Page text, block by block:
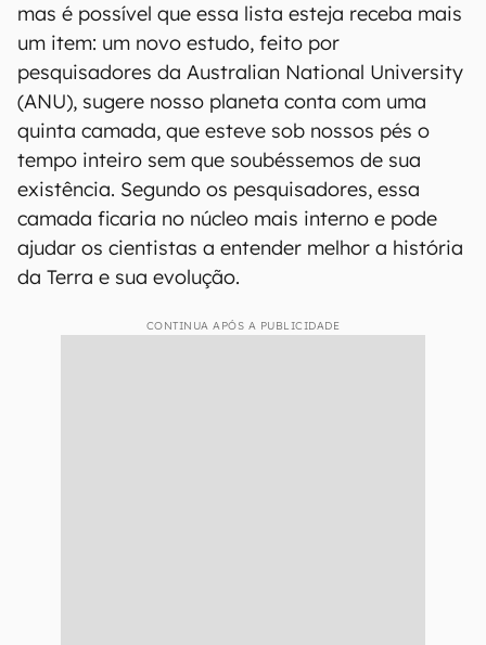
mas é possível que essa lista esteja receba mais
um item: um novo estudo, feito por
pesquisadores da Australian National University
(ANU), sugere nosso planeta conta com uma
quinta camada, que esteve sob nossos pés o
tempo inteiro sem que soubéssemos de sua
existência. Segundo os pesquisadores, essa
camada ficaria no núcleo mais interno e pode
ajudar os cientistas a entender melhor a história
da Terra e sua evolução.
CONTINUA APÓS A PUBLICIDADE